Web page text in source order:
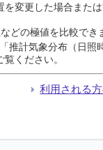
変更した場合また
どの極値を比較で
推計気象分布（日
覧ください。
利用される